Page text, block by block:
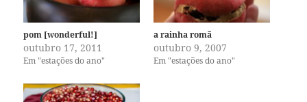
pom [wonderful!]
outubro 17, 2011
Em "estações do ano"
a rainha romã
outubro 9, 2007
Em "estações do ano"